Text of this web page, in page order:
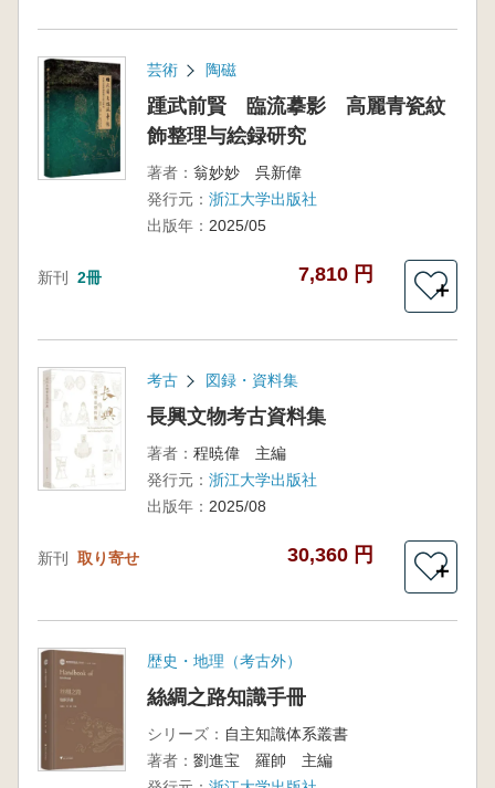
芸術 陶磁
踵武前賢 臨流摹影 高麗青瓷紋
飾整理与絵録研究
著者： 翁妙妙 呉新偉
発行元： 浙江大学出版社
出版年： 2025/05
新刊 2冊 7,810 円
＋
考古 図録・資料集
長興文物考古資料集
著者： 程暁偉 主編
発行元： 浙江大学出版社
出版年： 2025/08
新刊 取り寄せ 30,360 円
＋
歴史・地理（考古外）
絲綢之路知識手冊
シリーズ： 自主知識体系叢書
著者： 劉進宝 羅帥 主編